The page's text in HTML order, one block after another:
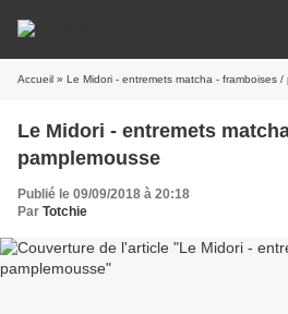
Accueil » Le Midori - entremets matcha - framboises /
Le Midori - entremets
pamplemousse
Publié le 09/09/2018 à 20:18
Par Totchie